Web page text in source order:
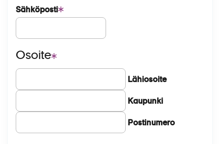
Sähköposti
Osoite
Lähiosoite
Kaupunki
Postinumero